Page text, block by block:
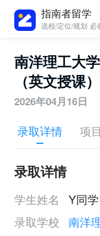
指南者留学
选校/定位/规划 必
南洋理工大
（英文授课
2026年04月16日
录取详情 项
录取详情
学生姓名
Y同学
录取学校 南洋